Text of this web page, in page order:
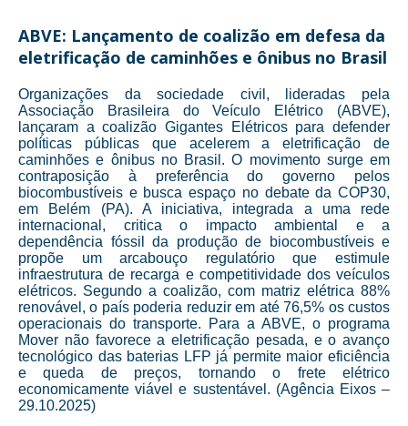
ABVE: Lançamento de coalizão em defesa da
eletrificação de caminhões e ônibus no Brasil
Organizações da sociedade civil, lideradas pela
Associação Brasileira do Veículo Elétrico (ABVE),
lançaram a coalizão Gigantes Elétricos para defender
políticas públicas que acelerem a eletrificação de
caminhões e ônibus no Brasil. O movimento surge em
contraposição à preferência do governo pelos
biocombustíveis e busca espaço no debate da COP30,
em Belém (PA). A iniciativa, integrada a uma rede
internacional, critica o impacto ambiental e a
dependência fóssil da produção de biocombustíveis e
propõe um arcabouço regulatório que estimule
infraestrutura de recarga e competitividade dos veículos
elétricos. Segundo a coalizão, com matriz elétrica 88%
renovável, o país poderia reduzir em até 76,5% os custos
operacionais do transporte. Para a ABVE, o programa
Mover não favorece a eletrificação pesada, e o avanço
tecnológico das baterias LFP já permite maior eficiência
e queda de preços, tornando o frete elétrico
economicamente viável e sustentável. (Agência Eixos –
29.10.2025)